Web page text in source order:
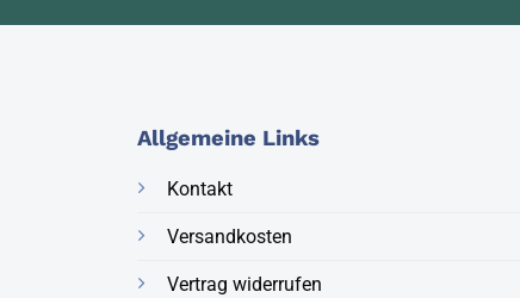
Allgemeine Links
Kontakt
Versandkosten
Vertrag widerrufen